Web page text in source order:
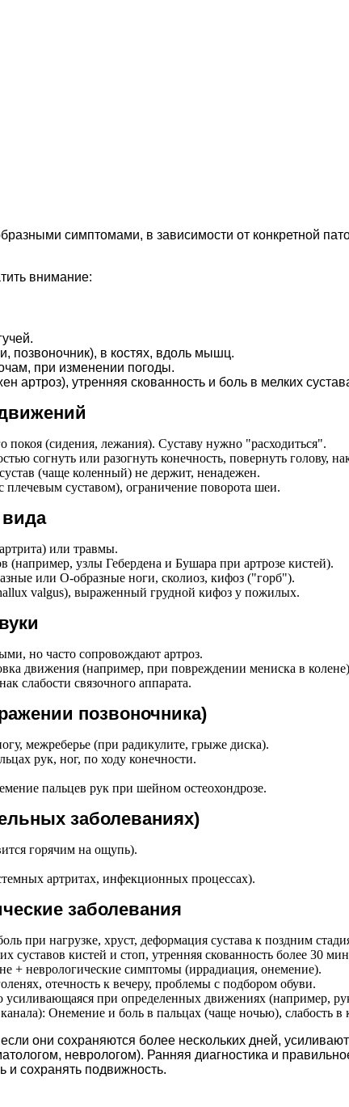
симптомами, в зависимости от конкретной
внимание:
позвоночник), в костях, вдоль мышц.
при изменении погоды.
артроз), утренняя скованность и боль в мелких
(сидения, лежания). Суставу нужно "расходиться".
согнуть или разогнуть конечность, повернуть голову,
(чаще коленный) не держит, ненадежен.
суставом), ограничение поворота шеи.
или травмы.
(например, узлы Гебердена и Бушара при артрозе кистей).
или О-образные ноги, сколиоз, кифоз ("горб").
valgus), выраженный грудной кифоз у пожилых.
но часто сопровождают артроз.
движения (например, при повреждении мениска в
связочного аппарата.
позвоночника)
межреберье (при радикулите, грыже диска).
рук, ног, по ходу конечности.
пальцев рук при шейном остеохондрозе.
заболеваниях)
горячим на ощупь).
артритах, инфекционных процессах).
заболевания
при нагрузке, хруст, деформация сустава к поздним
суставов кистей и стоп, утренняя скованность более 30
+ неврологические симптомы (иррадиация, онемение).
отечность к вечеру, проблемы с подбором обуви.
усиливающаяся при определенных движениях (например,
Онемение и боль в пальцах (чаще ночью), слабость в
они сохраняются более нескольких дней,
неврологом). Ранняя диагностика и
и сохранять подвижность.